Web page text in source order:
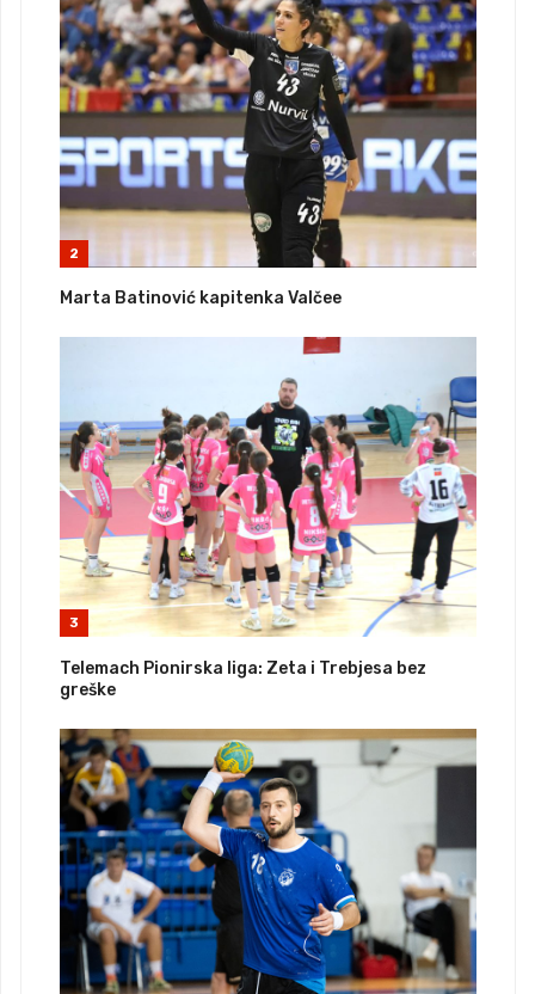
2
Marta Batinović kapitenka Valčee
3
Telemach Pionirska liga: Zeta i Trebjesa bez
greške